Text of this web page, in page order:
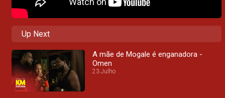
Up Next
A mãe de Mogale é enganadora -
Omen
23 Julho